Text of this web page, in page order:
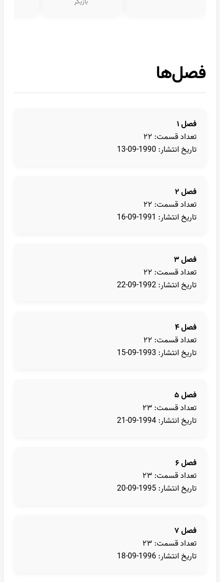
فصل‌ها
فصل ۱
تعداد قسمت: ۲۲
تاریخ انتشار: 1990-09-13
فصل ۲
تعداد قسمت: ۲۲
تاریخ انتشار: 1991-09-16
فصل ۳
تعداد قسمت: ۲۲
تاریخ انتشار: 1992-09-22
فصل ۴
تعداد قسمت: ۲۲
تاریخ انتشار: 1993-09-15
فصل ۵
تعداد قسمت: ۲۳
تاریخ انتشار: 1994-09-21
فصل ۶
تعداد قسمت: ۲۳
تاریخ انتشار: 1995-09-20
فصل ۷
تعداد قسمت: ۲۳
تاریخ انتشار: 1996-09-18